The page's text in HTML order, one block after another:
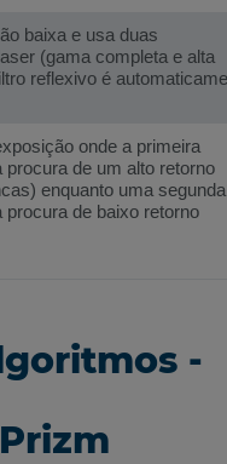
baixa e usa duas
(gama completa e alta
reflexivo é
onde a primeira
de um alto retorno
enquanto uma segunda
de baixo retorno
-